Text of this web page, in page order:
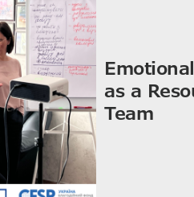
as a
Team